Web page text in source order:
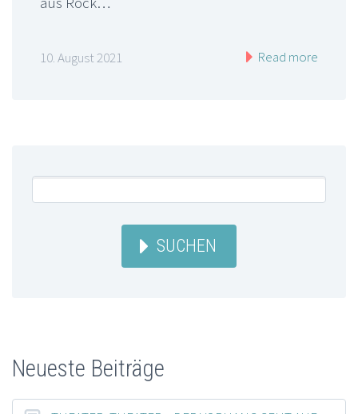
10. August 2021 Read more
SUCHEN
Neueste Beiträge